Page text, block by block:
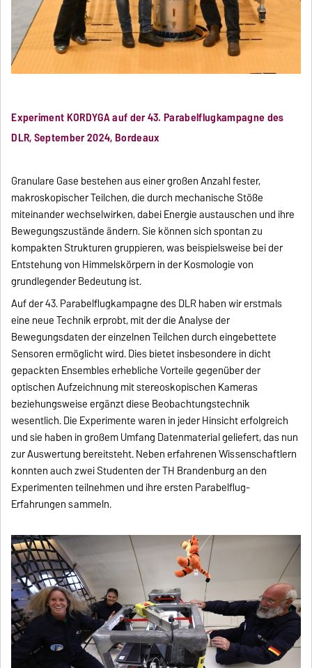
Experiment KORDYGA auf der 43. Parabelflugkampagne des
DLR, September 2024, Bordeaux
Granulare Gase bestehen aus einer großen Anzahl fester,
makroskopischer Teilchen, die durch mechanische Stöße
miteinander wechselwirken, dabei Energie austauschen und ihre
Bewegungszustände ändern. Sie können sich spontan zu
kompakten Strukturen gruppieren, was beispielsweise bei der
Entstehung von Himmelskörpern in der Kosmologie von
grundlegender Bedeutung ist.
Auf der 43. Parabelflugkampagne des DLR haben wir erstmals
eine neue Technik erprobt, mit der die Analyse der
Bewegungsdaten der einzelnen Teilchen durch eingebettete
Sensoren ermöglicht wird. Dies bietet insbesondere in dicht
gepackten Ensembles erhebliche Vorteile gegenüber der
optischen Aufzeichnung mit stereoskopischen Kameras
beziehungsweise ergänzt diese Beobachtungstechnik
wesentlich. Die Experimente waren in jeder Hinsicht erfolgreich
und sie haben in großem Umfang Datenmaterial geliefert, das nun
zur Auswertung bereitsteht. Neben erfahrenen Wissenschaftlern
konnten auch zwei Studenten der TH Brandenburg an den
Experimenten teilnehmen und ihre ersten Parabelflug-
Erfahrungen sammeln.